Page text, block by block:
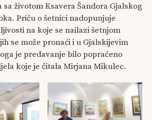
sa životom Ksavera Šandora Gjalskog
Priču o šetnici nadopunjuje
na koje se nailazi šetnjom
se može pronaći i u Gjalskijevim
je predavanje bilo popraćeno
koje je čitala Mirjana Mikulec.